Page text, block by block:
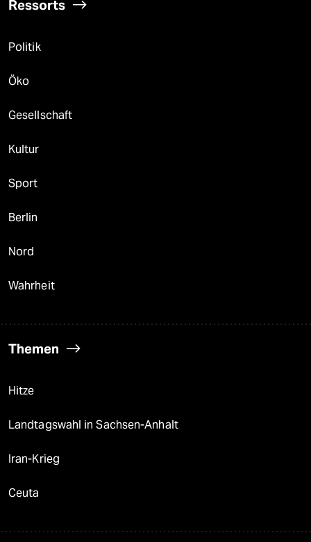
Ressorts
Politik
Öko
Gesellschaft
Kultur
Sport
Berlin
Nord
Wahrheit
Themen
Hitze
Landtagswahl in Sachsen-Anhalt
Iran-Krieg
Ceuta